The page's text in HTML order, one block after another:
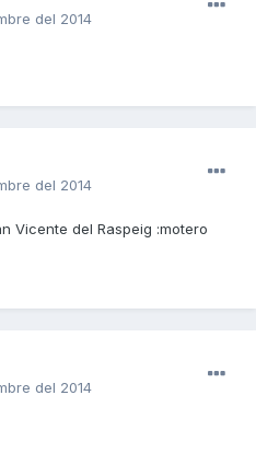
del 2014
del 2014
Vicente del Raspeig :motero
del 2014